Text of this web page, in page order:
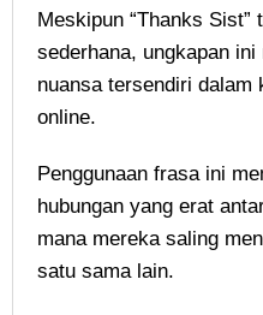
Meskipun “Thanks
sederhana, ungkapan
nuansa tersendiri dalam
online.
Penggunaan frasa ini
hubungan yang erat
mana mereka saling
satu sama lain.